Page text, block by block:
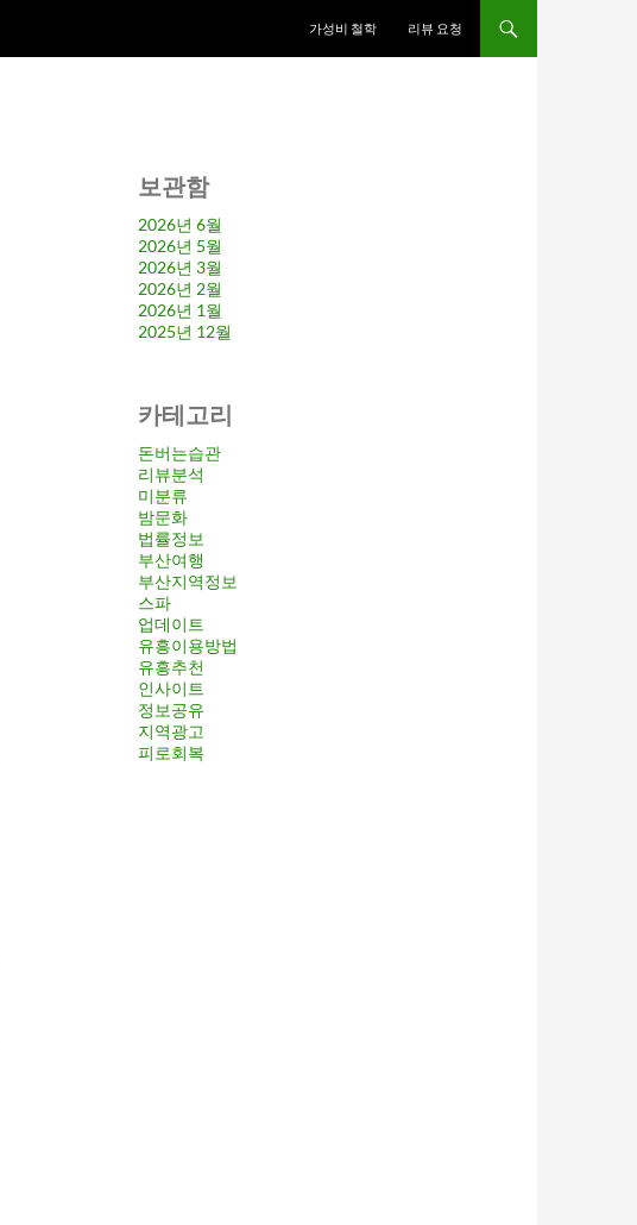
가성비 철학 리뷰 요청
보관함
2026년 6월
2026년 5월
2026년 3월
2026년 2월
2026년 1월
2025년 12월
카테고리
돈버는습관
리뷰분석
미분류
밤문화
법률정보
부산여행
부산지역정보
스파
업데이트
유흥이용방법
유흥추천
인사이트
정보공유
지역광고
피로회복